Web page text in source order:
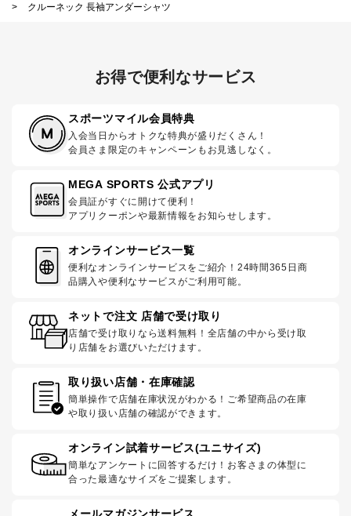
>
クルーネック 長袖アンダーシャツ
お得で便利なサービス
スポーツマイル会員特典
入会当日からオトクな特典が盛りだくさん！
会員さま限定のキャンペーンもお見逃しなく。
MEGA SPORTS 公式アプリ
会員証がすぐに開けて便利！
アプリクーポンや最新情報をお知らせします。
オンラインサービス一覧
便利なオンラインサービスをご紹介！24時間365日商
品購入や便利なサービスがご利用可能。
ネットで注文 店舗で受け取り
店舗で受け取りなら送料無料！全店舗の中から受け取
り店舗をお選びいただけます。
取り扱い店舗・在庫確認
簡単操作で店舗在庫状況がわかる！ご希望商品の在庫
や取り扱い店舗の確認ができます。
オンライン試着サービス(ユニサイズ)
簡単なアンケートに回答するだけ！お客さまの体型に
合った最適なサイズをご提案します。